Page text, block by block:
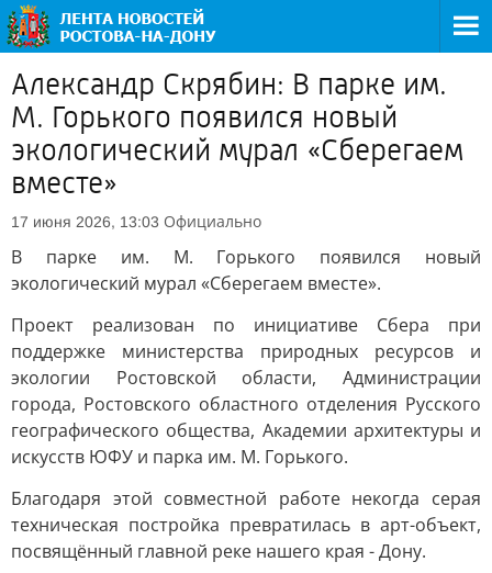
Александр Скрябин: В парке им.
М. Горького появился новый
экологический мурал «Сберегаем
вместе»
17 июня 2026, 13:03 Официально
В парке им. М. Горького появился новый
экологический мурал «Сберегаем вместе».
Проект реализован по инициативе Сбера при
поддержке министерства природных ресурсов и
экологии Ростовской области, Администрации
города, Ростовского областного отделения Русского
географического общества, Академии архитектуры и
искусств ЮФУ и парка им. М. Горького.
Благодаря этой совместной работе некогда серая
техническая постройка превратилась в арт-объект,
посвящённый главной реке нашего края - Дону.